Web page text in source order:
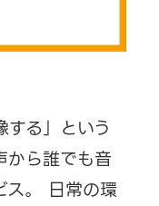
する」という
から誰でも音
ス。 日常の環